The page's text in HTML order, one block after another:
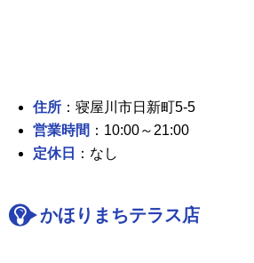
住所 ：寝屋川市日新町5-5
営業時間 ：10:00～21:00
定休日
：なし
かほりまちテラス店